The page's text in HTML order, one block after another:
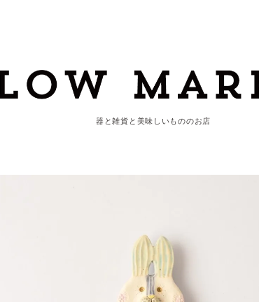
器と雑貨と美味しいもののお店